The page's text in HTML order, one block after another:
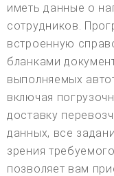
иметь данные о
сотрудников.
встроенную
бланками
выполняемых
включая
доставку
данных, все
зрения
позволяет вам